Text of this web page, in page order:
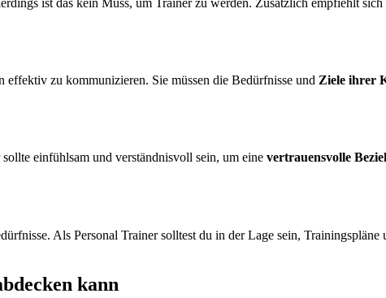
zu kommunizieren. Sie müssen die Bedürfnisse und Ziele ihrer
einfühlsam und verständnisvoll sein, um eine vertrauensvolle
Als Personal Trainer solltest du in der Lage sein, Trainingspläne
kann